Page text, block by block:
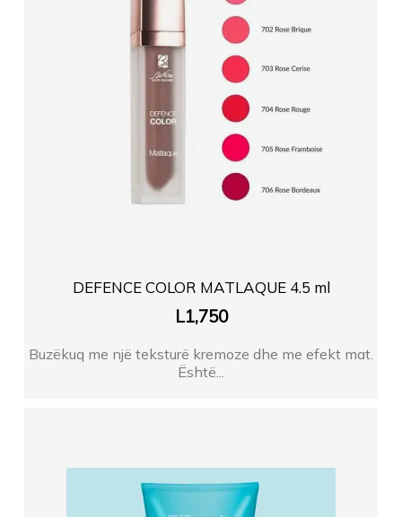
DEFENCE COLOR MATLAQUE 4.5 ml
L1,750
Buzëkuq me një teksturë kremoze dhe me efekt mat.
Është...